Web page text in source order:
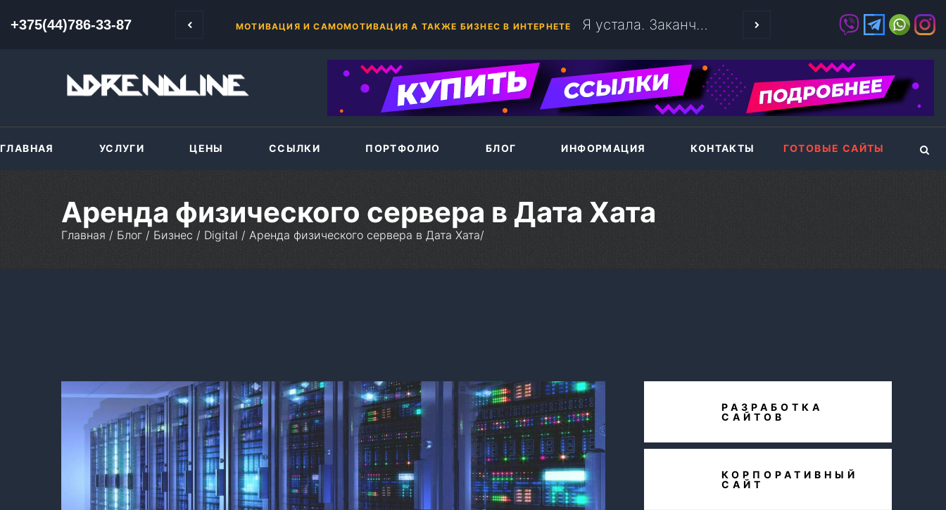
+375(44)786-33-87 +375(44)786-33-87 +375(44)786-33-87
в бесплатной школе, затем продвинутый курс «500-1000». ПЕРЕНОС САЙТА MODX EVOLUTION НА ХОСТИНГ ВЫДЕЛЕННЫЙ
ГЛАВНАЯ УСЛУГИ ЦЕНЫ ССЫЛКИ ПОРТФОЛИО БЛОГ ИНФОРМАЦИЯ КОНТАКТЫ ГОТОВЫЕ САЙТЫ
Аренда физического сервера в Дата Хата
Главная / Блог / Бизнес / Digital / Аренда физического сервера в Дата Хата/
РАЗРАБОТКА
САЙТОВ
КОРПОРАТИВНЫЙ
САЙТ